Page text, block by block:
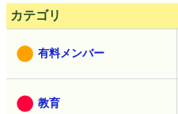
カテゴリ
有料メンバー
教育